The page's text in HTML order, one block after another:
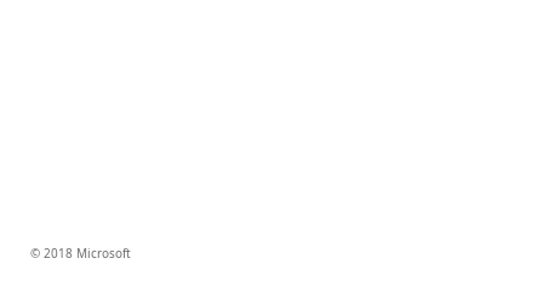
© 2018 Microsoft